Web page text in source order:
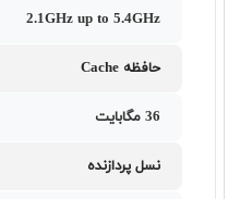
2.1GHz up to 5.4GHz
حافظه Cache
36 مگابایت
نسل پردازنده